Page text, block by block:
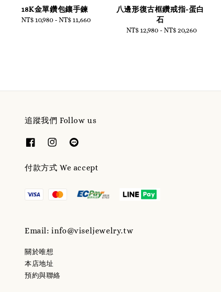
18K金單鑽包鑲手鍊
Regular
NT$ 10,980-NT$ 11,660
八邊形復古框鑽戒指-蛋白
石
Regular
NT$ 12,980-NT$ 20,260
追蹤我們 Follow us
付款方式 We accept
Email: info@viseljewelry.tw
關於唯想
本店地址
預約與聯絡